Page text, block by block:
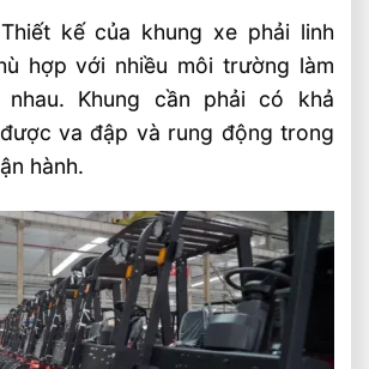
Thiết kế của khung xe phải linh
hợp với nhiều môi trường làm
Khung cần phải có khả
va đập và rung động trong
hành.